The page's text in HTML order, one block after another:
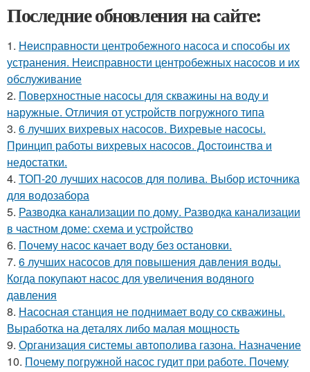
Последние обновления на сайте:
1. Неисправности центробежного насоса и способы их
устранения. Неисправности центробежных насосов и их
обслуживание
2. Поверхностные насосы для скважины на воду и
наружные. Отличия от устройств погружного типа
3. 6 лучших вихревых насосов. Вихревые насосы.
Принцип работы вихревых насосов. Достоинства и
недостатки.
4. ТОП-20 лучших насосов для полива. Выбор источника
для водозабора
5. Разводка канализации по дому. Разводка канализации
в частном доме: схема и устройство
6. Почему насос качает воду без остановки.
7. 6 лучших насосов для повышения давления воды.
Когда покупают насос для увеличения водяного
давления
8. Насосная станция не поднимает воду со скважины.
Выработка на деталях либо малая мощность
9. Организация системы автополива газона. Назначение
10. Почему погружной насос гудит при работе. Почему